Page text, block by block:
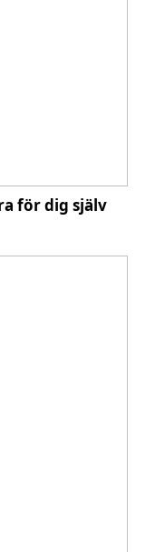
för dig själv